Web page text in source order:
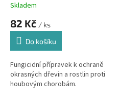
Skladem
82 Kč / ks
Do košíku
Fungicidní přípravek k ochraně
okrasných dřevin a rostlin proti
houbovým chorobám.